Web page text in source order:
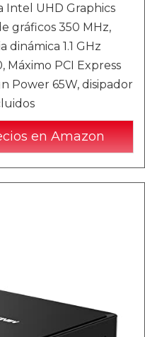
Intel UHD Graphics
gráficos 350 MHz,
dinámica 1.1 GHz
Máximo PCI Express
Power 65W, disipador
en Amazon